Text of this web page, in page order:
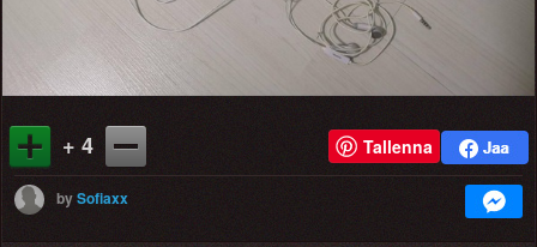
+ 4 Tallenna
bySofiaxx